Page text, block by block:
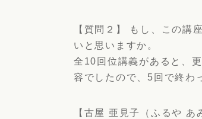
【質問２】 もし、この講
いと思いますか。
全10回位講義があると、
容でしたので、5回で終わ
【古屋 亜見子（ふるや あ